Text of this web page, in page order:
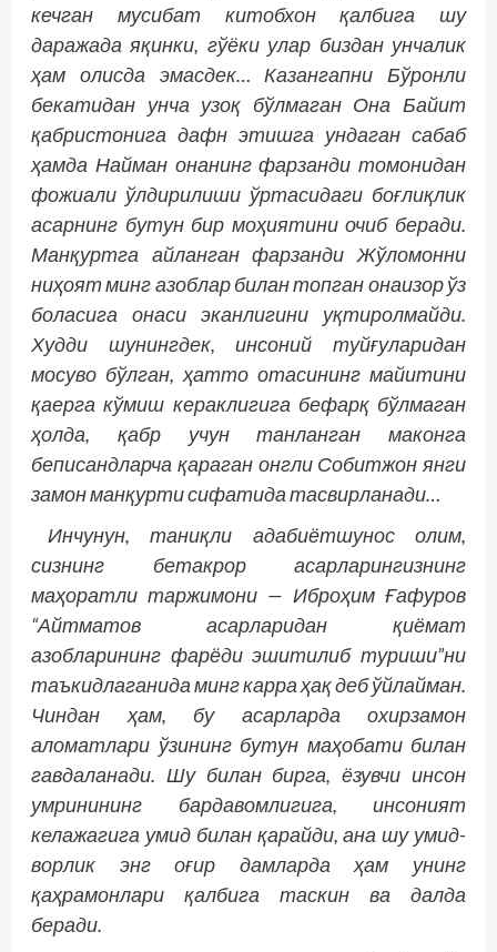
кечган мусибат китобхон қалбига шу
даражада яқинки, гўёки улар ‎биздан унчалик
ҳам олисда эмасдек…‎ Казангапни Бўронли
бекатидан унча узоқ бўлмаган Она Байит
қабристонига дафн этишга ‎ундаган сабаб
ҳамда Найман онанинг фарзанди томонидан
фожиали ўлдирилиши ‎ўртасидаги боғлиқлик
асарнинг бутун бир моҳиятини очиб беради.‎
Манқуртга айланган фарзанди Жўломонни
ниҳоят минг азоблар билан топган онаизор ўз
‎боласига онаси эканлигини уқтиролмайди.
Худди шунингдек, инсоний туйғуларидан
‎мосуво бўлган, ҳатто отасининг майитини
қаерга кўмиш кераклигига бефарқ бўлмаган
‎ҳолда, қабр учун танланган маконга
беписандларча қараган онгли Собитжон янги
замон ‎манқурти сифатида тасвирланади…
Инчунун, таниқли адабиётшунос олим,
сизнинг бетакрор асарларингизнинг
маҳоратли таржимони — Иброҳим Ғафуров
“Айтматов асарларидан қиёмат
азобларининг фарёди эшитилиб туриши”ни
таъкидлаганида минг карра ҳақ деб ўйлайман.
Чиндан ҳам, бу асарларда охирзамон
аломатлари ўзининг бутун маҳобати билан
гавдаланади. Шу билан бирга, ёзувчи инсон
умринининг бардавомлигига, инсоният
келажагига умид билан қарайди, ана шу умид­
ворлик энг оғир дамларда ҳам унинг
қаҳрамонлари қалбига таскин ва далда
беради.